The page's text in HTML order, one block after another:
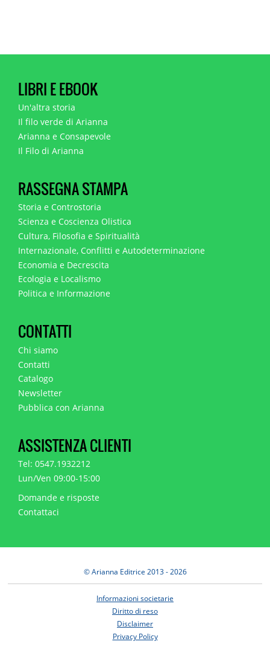
LIBRI E EBOOK
Un'altra storia
Il filo verde di Arianna
Arianna e Consapevole
Il Filo di Arianna
RASSEGNA STAMPA
Storia e Controstoria
Scienza e Coscienza Olistica
Cultura, Filosofia e Spiritualità
Internazionale, Conflitti e Autodeterminazione
Economia e Decrescita
Ecologia e Localismo
Politica e Informazione
CONTATTI
Chi siamo
Contatti
Catalogo
Newsletter
Pubblica con Arianna
ASSISTENZA CLIENTI
Tel: 0547.1932212
Lun/Ven 09:00-15:00
Domande e risposte
Contattaci
© Arianna Editrice 2013 - 2026
Informazioni societarie
Diritto di reso
Disclaimer
Privacy Policy